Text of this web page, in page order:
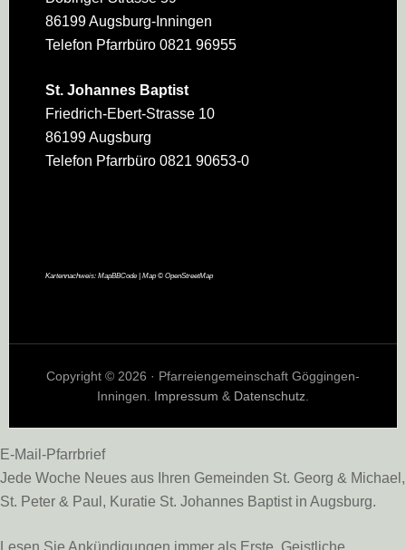
86199 Augsburg-Inningen
Telefon Pfarrbüro 0821 96955
St. Johannes Baptist
Friedrich-Ebert-Strasse 10
86199 Augsburg
Telefon Pfarrbüro 0821 90653-0
Kartennachweis: MapBBCode| Map © OpenStreetMap
Copyright © 2026 · Pfarreiengemeinschaft Göggingen-
Inningen. Impressum & Datenschutz.
E-Mail-Pfarrbrief
Jede Woche Neues aus Ihren Gemeinden St. Georg & Michael,
St. Peter & Paul, Kuratie St. Johannes Baptist in Augsburg.
Lesen Sie Ankündigungen immer als Erste. Geistliche